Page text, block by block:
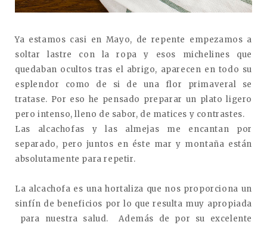
Ya estamos casi en Mayo, de repente empezamos a
soltar lastre con la ropa y esos michelines que
quedaban ocultos tras el abrigo, aparecen en todo su
esplendor como de si de una flor primaveral se
tratase. Por eso he pensado preparar un plato ligero
pero intenso, lleno de sabor, de matices y contrastes.
Las alcachofas y las almejas me encantan por
separado, pero juntos en éste mar y montaña están
absolutamente para repetir.
La alcachofa es una hortaliza que nos proporciona un
sinfín de beneficios por lo que resulta muy apropiada
para nuestra salud. Además de por su excelente